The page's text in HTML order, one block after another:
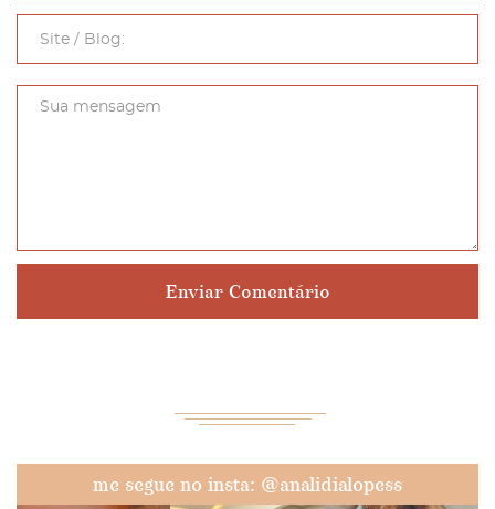
me segue no insta: @analidialopess